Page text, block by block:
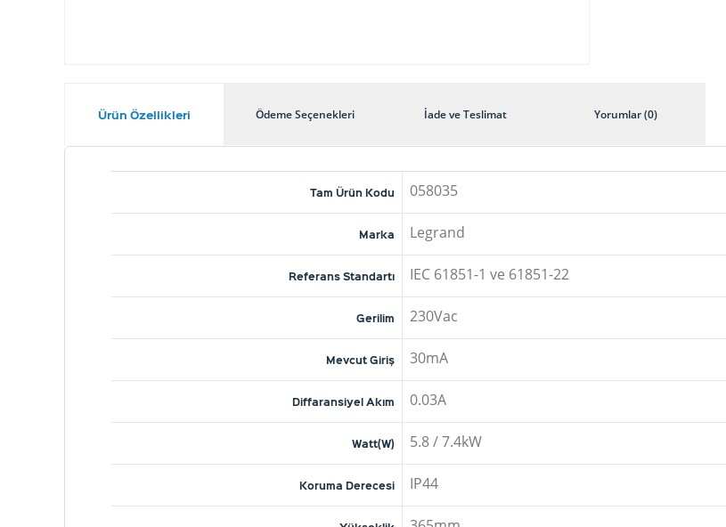
Ürün Özellikleri Ödeme Seçenekleri İade ve Teslimat Yorumlar (0)
Tam Ürün Kodu 058035
Marka Legrand
Referans Standartı IEC 61851-1 ve 61851-22
Gerilim 230Vac
Mevcut Giriş 30mA
Diffaransiyel Akım 0.03A
Watt(W) 5.8 / 7.4kW
Koruma Derecesi IP44